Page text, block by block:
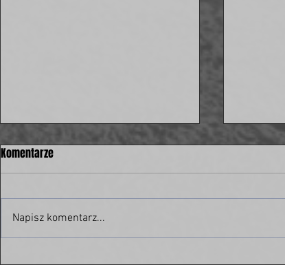
Były piłkarz świdnickiej Polonii w
Komentarze
Napisz komentarz...